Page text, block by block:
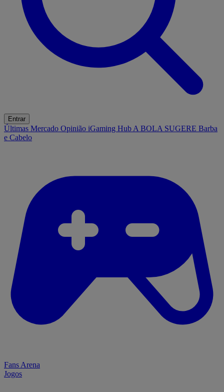
Entrar
Últimas Mercado Opinião iGaming Hub A BOLA SUGERE Barba
e Cabelo
Fans Arena
Jogos